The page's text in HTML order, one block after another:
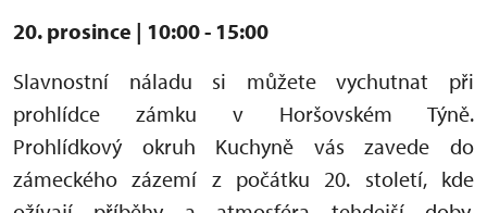
20. prosince | 10:00 - 15:00
Slavnostní náladu si můžete vychutnat při
prohlídce zámku v Horšovském Týně.
Prohlídkový okruh Kuchyně vás zavede do
zámeckého zázemí z počátku 20. století, kde